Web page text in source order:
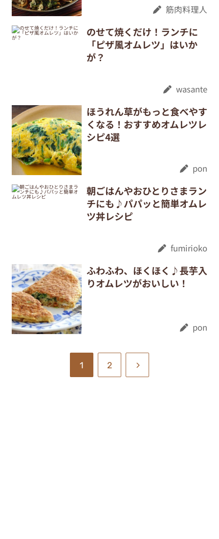
筋肉料理人
のせて焼くだけ！ランチに
「ピザ風オムレツ」はいか
が？
wasante
ほうれん草がもっと食べやす
くなる！おすすめオムレツレ
シピ4選
pon
朝ごはんやおひとりさまラン
チにも♪パパッと簡単オムレ
ツ丼レシピ
fumirioko
ふわふわ、ほくほく♪長芋入
りオムレツがおいしい！
pon
1 2